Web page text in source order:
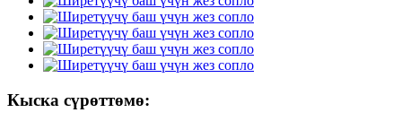
Кыска сүрөттөмө: